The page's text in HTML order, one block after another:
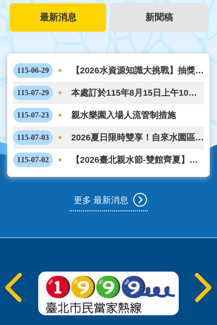
最新消息 新聞稿
115-06-29
【2026水資源知識大挑戰】抽獎活
一起來參加!
115-07-29
本處訂於115年8月15日上午10點
程線上預購相關事宜
115-07-23 親水樂園入場人流管制措施
115-07-03
2026夏日限時雙享！自來水園區水
聯合優惠公告
115-07-02
【2026臺北親水節-雙館齊夏】
7/4~8/30開幕儀式及系列活動資訊
更多 最新消息